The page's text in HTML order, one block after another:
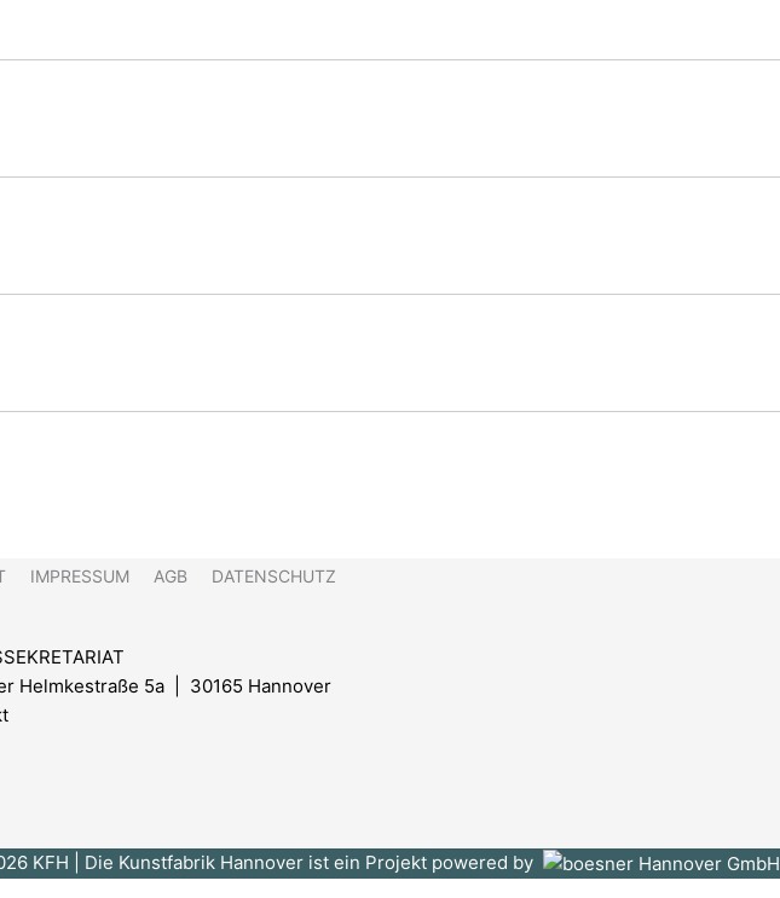
IMPRESSUM AGB DATENSCHUTZ
Helmkestraße 5a | 30165 Hannover
KFH | Die Kunstfabrik Hannover ist ein Projekt powered by